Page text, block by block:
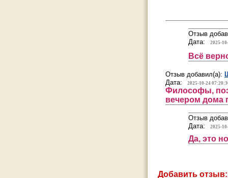
Отзыв
Дата:
2025-
Всё
Отзыв добавил(а):
Дата:
2025-10-24
Философы,
вечером дома
Отзыв
Дата:
2025-
Да, это
Добавить отзыв: